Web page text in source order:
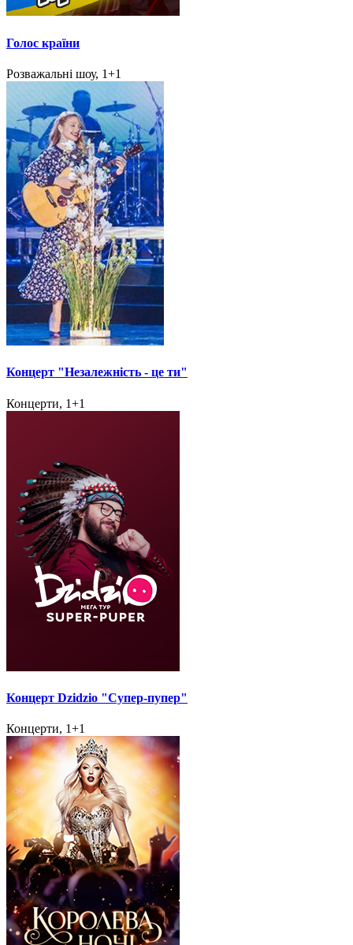
Голос країни
Розважальні шоу, 1+1
Концерт "Незалежність - це ти"
Концерти, 1+1
Концерт Dzidzio "Супер-пупер"
Концерти, 1+1